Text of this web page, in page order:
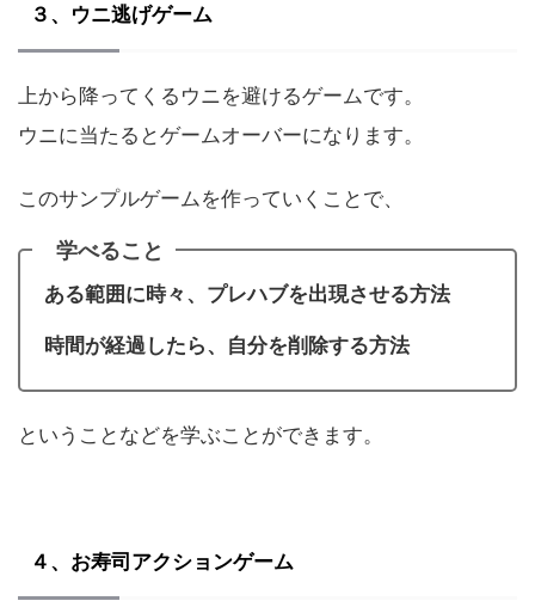
３、ウニ逃げゲーム
上から降ってくるウニを避けるゲームです。
ウニに当たるとゲームオーバーになります。
このサンプルゲームを作っていくことで、
学べること
ある範囲に時々、プレハブを出現させる方法
時間が経過したら、自分を削除する方法
ということなどを学ぶことができます。
４、お寿司アクションゲーム